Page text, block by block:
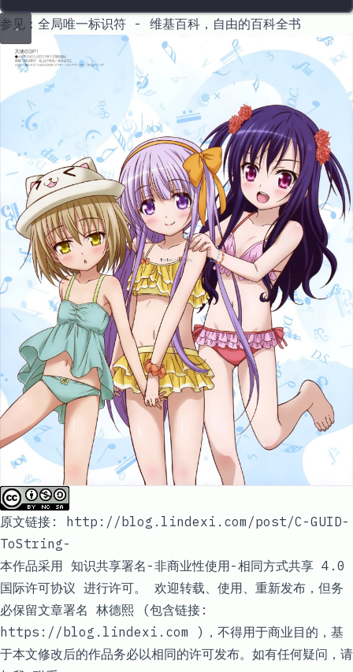
参见： 全局唯一标识符 - 维基百科，自由的百科全书
原文链接: http://blog.lindexi.com/post/C-GUID-
ToString-
本作品采用 知识共享署名-非商业性使用-相同方式共享 4.0
国际许可协议 进行许可。 欢迎转载、使用、重新发布，但务
必保留文章署名 林德熙 (包含链接:
https://blog.lindexi.com )，不得用于商业目的，基
于本文修改后的作品务必以相同的许可发布。如有任何疑问，请